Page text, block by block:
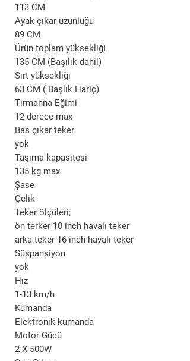
113 CM
Ayak çıkar uzunluğu
89 CM
Ürün toplam yüksekliği
135 CM (Başılık dahil)
Sırt yüksekliği
63 CM ( Başlık Hariç)
Tırmanna Eğimi
12 derece max
Bas çıkar teker
yok
Taşıma kapasitesi
135 kg max
Şase
Çelik
Teker ölçüleri;
ön terker 10 inch havalı teker
arka teker 16 inch havalı teker
Süspansiyon
yok
Hız
1-13 km/h
Kumanda
Elektronik kumanda
Motor Gücü
2 X 500W